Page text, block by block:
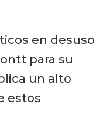
en desuso
para su
un alto
estos